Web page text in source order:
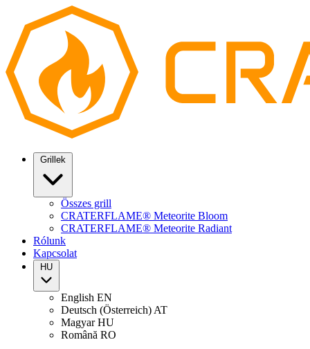
Összes grill
CRATERFLAME® Meteorite Bloom
CRATERFLAME® Meteorite Radiant
Rólunk
Kapcsolat
HU
English EN
Deutsch (Österreich) AT
Magyar HU
Română RO